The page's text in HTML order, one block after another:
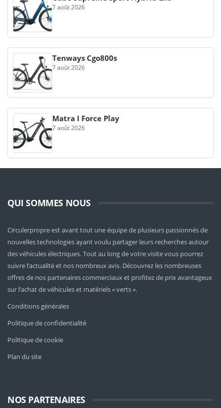
7 août 2026
Tenways Cgo800s
7 août 2026
Matra I Force Play
7 août 2026
QUI SOMMES NOUS
Circulerpropre est avant tout une équipe de plusieurs passionnés de
nouvelles technologies ayant voulu partager leurs recherches autour
des véhicules électriques. Tout au long de votre visite vous pourrez
suivre l’actualité et nos nombreux avis. Découvrez les nombreuses
offres de nos partenaires commerciaux et profitez de prix avantageux
sur l’achat de véhicules et matériels « verts ».
Conditions générales
Politique de confidentialité
Politique de cookie
Plan du site
NOS PARTENAIRES